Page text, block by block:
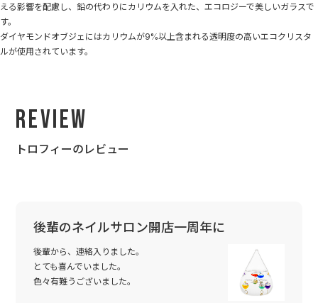
える影響を配慮し、鉛の代わりにカリウムを入れた、エコロジーで美しいガラスで
す。
ダイヤモンドオブジェにはカリウムが9%以上含まれる透明度の高いエコクリスタ
ルが使用されています。
Review
トロフィーのレビュー
後輩のネイルサロン開店一周年に
後輩から、連絡入りました。
とても喜んでいました。
色々有難うございました。